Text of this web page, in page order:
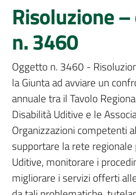
Per
i
media
Per
i
cittadini
Risoluzione
n. 3460
Oggetto n. 3460 -
la Giunta ad avviare un
annuale tra il Tavolo
Disabilità Uditive e le
Organizzazioni competenti
supportare la rete
Uditive, monitorare i
migliorare i servizi offerti